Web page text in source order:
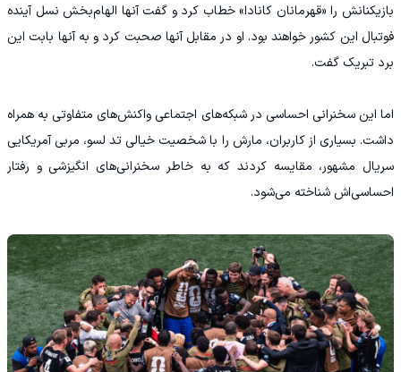
بازیکنانش را «قهرمانان کانادا» خطاب کرد و گفت آنها الهام‌بخش نسل آینده
فوتبال این کشور خواهند بود. او در مقابل آنها صحبت کرد و به آنها بابت این
برد تبریک گفت.
اما این سخنرانی احساسی در شبکه‌های اجتماعی واکنش‌های متفاوتی به همراه
داشت. بسیاری از کاربران، مارش را با شخصیت خیالی تد لسو، مربی آمریکایی
سریال مشهور، مقایسه کردند که به خاطر سخنرانی‌های انگیزشی و رفتار
احساسی‌اش شناخته می‌شود.